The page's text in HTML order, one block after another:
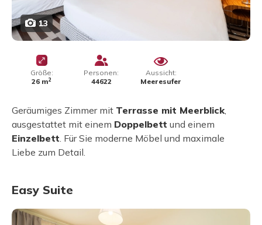
13
Größe:
26 m2
Personen:
44622
Aussicht:
Meeresufer
Geräumiges Zimmer mit Terrasse mit Meerblick,
ausgestattet mit einem Doppelbett und einem
Einzelbett. Für Sie moderne Möbel und maximale
Liebe zum Detail.
Easy Suite